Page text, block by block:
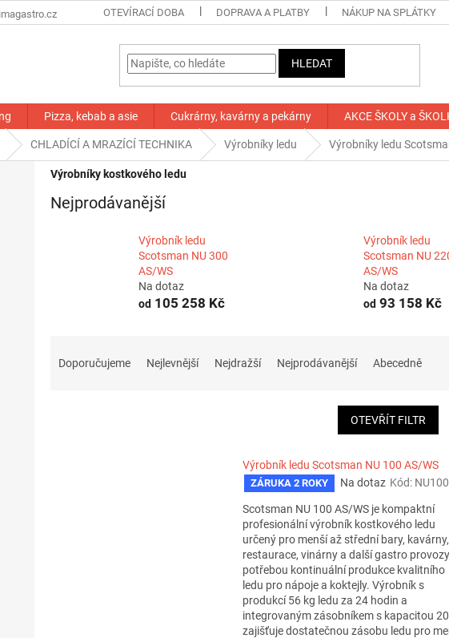
OTEVÍRACÍ DOBA DOPRAVA A PLATBY NÁKUP NA SPLÁTKY
HLEDAT
Pizza, kebab a asie Cukrárny, kavárny a pekárny AKCE ŠKOLY a
CHLADÍCÍ A MRAZÍCÍ TECHNIKA Výrobníky ledu Výrobníky ledu
Výrobníky kostkového ledu
Nejprodávanější
Výrobník ledu
Scotsman NU 300
AS/WS
Na dotaz
od 105 258 Kč
Výrobník ledu
Scotsman NU
AS/WS
Na dotaz
od93 158 Kč
Doporučujeme Nejlevnější Nejdražší Nejprodávanější Abecedně
OTEVŘÍT FILTR
Výrobník ledu Scotsman NU 100 AS/WS
ZÁRUKA 2 ROKY Na dotaz Kód:
Scotsman NU 100 AS/WS je kompaktní
profesionální výrobník kostkového ledu
určený pro menší až střední bary, kavárny,
restaurace, vinárny a další gastro
potřebou kontinuální produkce kvalitního
ledu pro nápoje a koktejly. Výrobník s
produkcí 56 kg ledu za 24 hodin a
integrovaným zásobníkem s kapacitou
zajišťuje dostatečnou zásobu ledu pro